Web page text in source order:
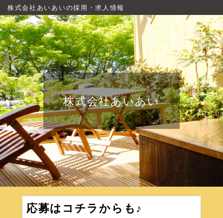
株式会社あいあいの採用・求人情報
株式会社あいあい
応募はコチラからも♪